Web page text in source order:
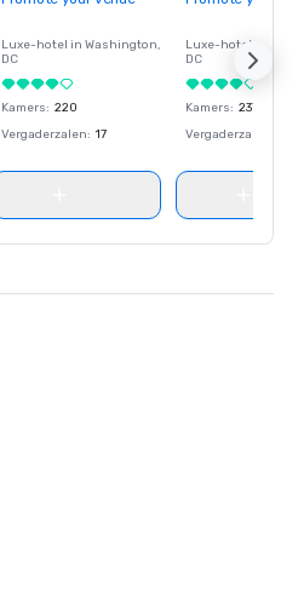
Luxe-hotel in Washington,
DC
Kamers: 220
Vergaderzalen: 17
Luxe-hotel in
DC
Kamers: 237
Vergaderzalen